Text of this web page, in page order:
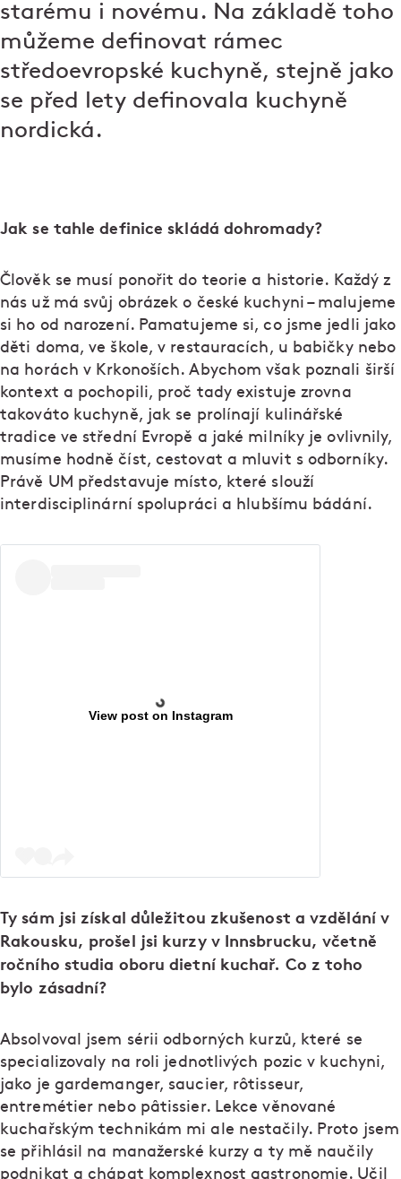
starému i novému. Na základě toho
můžeme definovat rámec
středoevropské kuchyně, stejně jako
se před lety definovala kuchyně
nordická.
Jak se tahle definice skládá dohromady?
Člověk se musí ponořit do teorie a historie. Každý z
nás už má svůj obrázek o české kuchyni – malujeme
si ho od narození. Pamatujeme si, co jsme jedli jako
děti doma, ve škole, v restauracích, u babičky nebo
na horách v Krkonoších. Abychom však poznali širší
kontext a pochopili, proč tady existuje zrovna
takováto kuchyně, jak se prolínají kulinářské
tradice ve střední Evropě a jaké milníky je ovlivnily,
musíme hodně číst, cestovat a mluvit s odborníky.
Právě UM představuje místo, které slouží
interdisciplinární spolupráci a hlubšímu bádání.
View post on Instagram
Ty sám jsi získal důležitou zkušenost a vzdělání v
Rakousku, prošel jsi kurzy v Innsbrucku, včetně
ročního studia oboru dietní kuchař. Co z toho
bylo zásadní?
Absolvoval jsem sérii odborných kurzů, které se
specializovaly na roli jednotlivých pozic v kuchyni,
jako je gardemanger, saucier, rôtisseur,
entremétier nebo pâtissier. Lekce věnované
kuchařským technikám mi ale nestačily. Proto jsem
se přihlásil na manažerské kurzy a ty mě naučily
podnikat a chápat komplexnost gastronomie. Učil